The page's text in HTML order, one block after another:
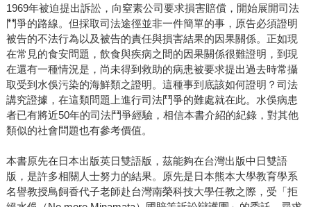
1969年被迫提出訴訟，向窒素公司要求損害賠償，開始展開司法
鬥爭的路線。但採取司法途徑並非一件簡單的事，原告必須證明
被告的不法行為以及被告的責任與損害結果的因果關係。正如現
在常見的食安問題，飲食與疾病之間的因果關係很難證明，到現
在還有一種情況是，尚未得到救助的病患被要求提出過去時常攝
取受到水俁污染的海鮮類之證明。這種事到底該如何證明？司法
講究證據，在這類問題上進行司法鬥爭的難處就在此。水俁病患
者已有將近50年的司法鬥爭經驗，相信本書介紹的紀錄，對其他
類似的社會問題也有參考價值。
本書原先在日本出版英日雙語版，茲能夠在台灣出版中日雙語
版，是許多相關人士努力的結果。原先是日本熊本大學教育學系
名譽教授鳥飼香代子老師赴台灣南榮科技大學任教之際，受「拒